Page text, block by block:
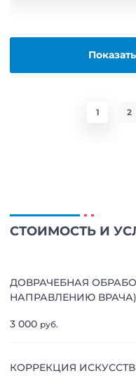
1 2
СТОИМОСТЬ И
ДОВРАЧЕБНАЯ
НАПРАВЛЕНИЮ ВРАЧА)
3 000 руб.
КОРРЕКЦИЯ